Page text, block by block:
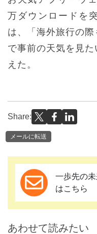
万ダウンロードを
は、「海外旅行の
で事前の天気を見
えた。
Share:
メールに転送
一歩先の
はこちら
あわせて読みたい